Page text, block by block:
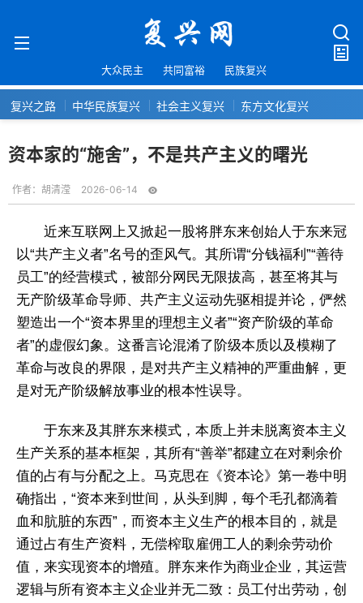
大众民主 共同富裕 民族复兴
复兴之路 中华民族复兴 社会主义复兴 东方文化复兴
资本家的“施舍”，不是共产主义的曙光
作者： 胡清滢 2026-06-14
近来互联网上又掀起一股将胖东来创始人于东来冠
以“共产主义者”名号的歪风气。其所谓“分钱福利”“善待
员工”的经营模式，被部分网民无限拔高，甚至将其与
无产阶级革命导师、共产主义运动先驱相提并论，俨然
塑造出一个“资本界里的理想主义者”“资产阶级的革命
者”的虚假幻象。这番言论混淆了阶级本质以及模糊了
革命与改良的界限，是对共产主义精神的严重曲解，更
是对无产阶级解放事业的根本性误导。
于东来及其胖东来模式，本质上并未脱离资本主义
生产关系的基本框架，其所有“善举”都建立在对剩余价
值的占有与分配之上。马克思在《资本论》第一卷中明
确指出，“资本来到世间，从头到脚，每个毛孔都滴着
血和肮脏的东西”，而资本主义生产的根本目的，就是
通过占有生产资料，无偿榨取雇佣工人的剩余劳动价
值，来实现资本的增殖。胖东来作为商业企业，其运营
逻辑与所有资本主义企业并无二致：员工付出劳动，创